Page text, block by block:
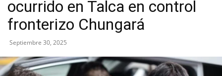
ocurrido en Talca en control
fronterizo Chungará
Septiembre 30, 2025